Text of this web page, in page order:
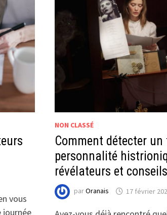
vous
journée
NON CLASSÉ
Comment détecter
personnalité
révélateurs et
parOranais 17 février